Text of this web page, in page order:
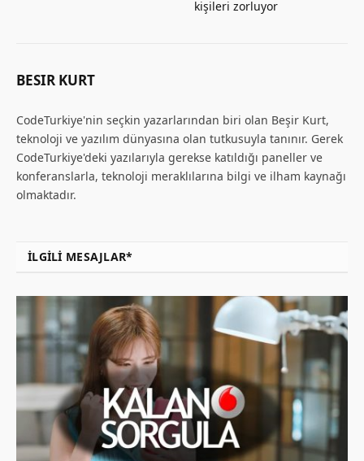
kişileri zorluyor
BESIR KURT
CodeTurkiye'nin seçkin yazarlarından biri olan Beşir Kurt,
teknoloji ve yazılım dünyasına olan tutkusuyla tanınır. Gerek
CodeTurkiye'deki yazılarıyla gerekse katıldığı paneller ve
konferanslarla, teknoloji meraklılarına bilgi ve ilham kaynağı
olmaktadır.
İLGILI MESAJLAR*